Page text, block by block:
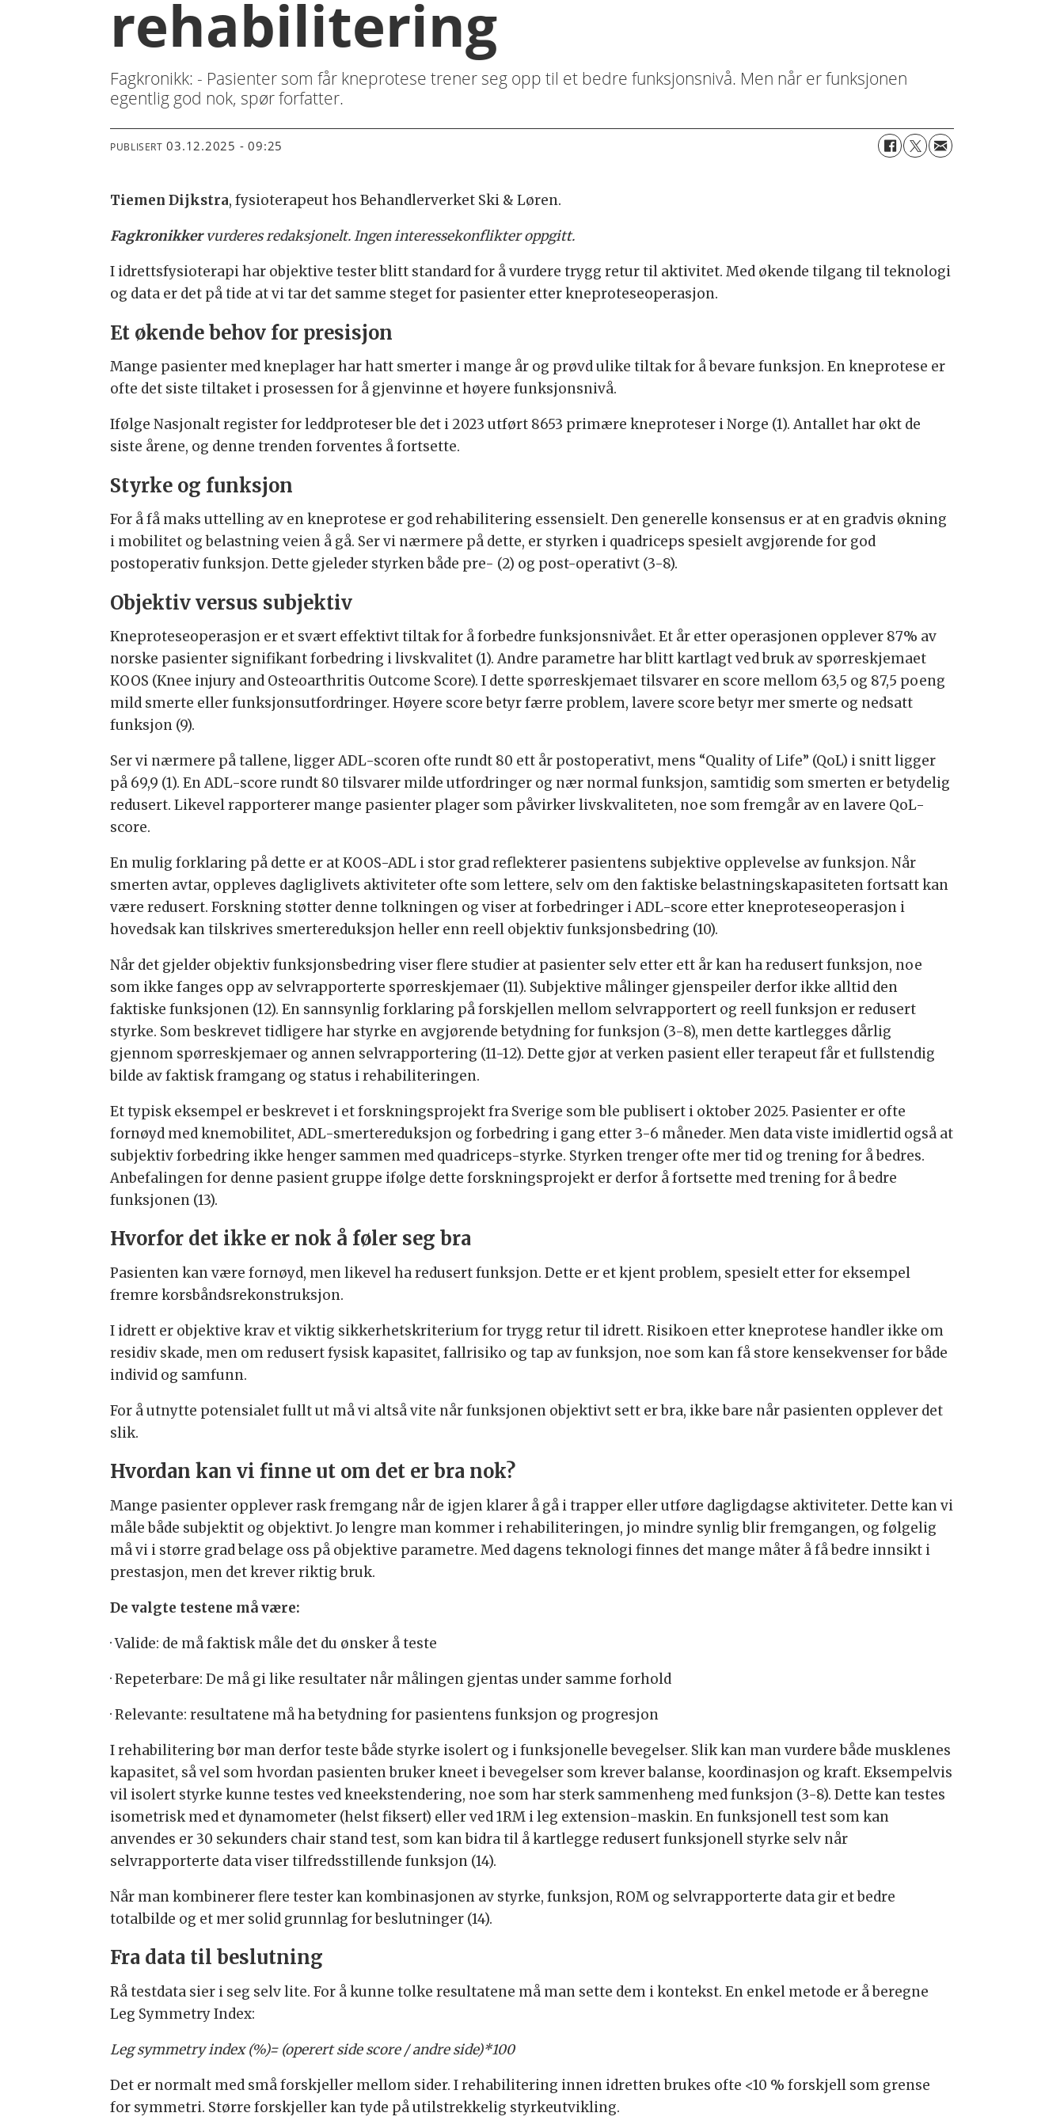
rehabilitering
Fagkronikk: - Pasienter som får kneprotese trener seg opp til et bedre funksjonsnivå. Men når er funksjonen
egentlig god nok, spør forfatter.
PUBLISERT 03.12.2025 - 09:25
Tiemen Dijkstra, fysioterapeut hos Behandlerverket Ski & Løren.
Fagkronikkervurderes redaksjonelt. Ingen interessekonflikter oppgitt.
I idrettsfysioterapi har objektive tester blitt standard for å vurdere trygg retur til aktivitet. Med økende tilgang til teknologi
og data er det på tide at vi tar det samme steget for pasienter etter kneproteseoperasjon.
Et økende behov for presisjon
Mange pasienter med kneplager har hatt smerter i mange år og prøvd ulike tiltak for å bevare funksjon. En kneprotese er
ofte det siste tiltaket i prosessen for å gjenvinne et høyere funksjonsnivå.
Ifølge Nasjonalt register for leddproteser ble det i 2023 utført 8653 primære kneproteser i Norge (1). Antallet har økt de
siste årene, og denne trenden forventes å fortsette.
Styrke og funksjon
For å få maks uttelling av en kneprotese er god rehabilitering essensielt. Den generelle konsensus er at en gradvis økning
i mobilitet og belastning veien å gå. Ser vi nærmere på dette, er styrken i quadriceps spesielt avgjørende for god
postoperativ funksjon. Dette gjeleder styrken både pre- (2) og post-operativt (3-8).
Objektiv versus subjektiv
Kneproteseoperasjon er et svært effektivt tiltak for å forbedre funksjonsnivået. Et år etter operasjonen opplever 87% av
norske pasienter signifikant forbedring i livskvalitet (1). Andre parametre har blitt kartlagt ved bruk av spørreskjemaet
KOOS (Knee injury and Osteoarthritis Outcome Score). I dette spørreskjemaet tilsvarer en score mellom 63,5 og 87,5 poeng
mild smerte eller funksjonsutfordringer. Høyere score betyr færre problem, lavere score betyr mer smerte og nedsatt
funksjon (9).
Ser vi nærmere på tallene, ligger ADL-scoren ofte rundt 80 ett år postoperativt, mens “Quality of Life” (QoL) i snitt ligger
på 69,9 (1). En ADL-score rundt 80 tilsvarer milde utfordringer og nær normal funksjon, samtidig som smerten er betydelig
redusert. Likevel rapporterer mange pasienter plager som påvirker livskvaliteten, noe som fremgår av en lavere QoL-
score.
En mulig forklaring på dette er at KOOS-ADL i stor grad reflekterer pasientens subjektive opplevelse av funksjon. Når
smerten avtar, oppleves dagliglivets aktiviteter ofte som lettere, selv om den faktiske belastningskapasiteten fortsatt kan
være redusert. Forskning støtter denne tolkningen og viser at forbedringer i ADL-score etter kneproteseoperasjon i
hovedsak kan tilskrives smertereduksjon heller enn reell objektiv funksjonsbedring (10).
Når det gjelder objektiv funksjonsbedring viser flere studier at pasienter selv etter ett år kan ha redusert funksjon, noe
som ikke fanges opp av selvrapporterte spørreskjemaer (11). Subjektive målinger gjenspeiler derfor ikke alltid den
faktiske funksjonen (12). En sannsynlig forklaring på forskjellen mellom selvrapportert og reell funksjon er redusert
styrke. Som beskrevet tidligere har styrke en avgjørende betydning for funksjon (3-8), men dette kartlegges dårlig
gjennom spørreskjemaer og annen selvrapportering (11-12). Dette gjør at verken pasient eller terapeut får et fullstendig
bilde av faktisk framgang og status i rehabiliteringen.
Et typisk eksempel er beskrevet i et forskningsprojekt fra Sverige som ble publisert i oktober 2025. Pasienter er ofte
fornøyd med knemobilitet, ADL-smertereduksjon og forbedring i gang etter 3-6 måneder. Men data viste imidlertid også at
subjektiv forbedring ikke henger sammen med quadriceps-styrke. Styrken trenger ofte mer tid og trening for å bedres.
Anbefalingen for denne pasient gruppe ifølge dette forskningsprojekt er derfor å fortsette med trening for å bedre
funksjonen (13).
Hvorfor det ikke er nok å føler seg bra
Pasienten kan være fornøyd, men likevel ha redusert funksjon. Dette er et kjent problem, spesielt etter for eksempel
fremre korsbåndsrekonstruksjon.
I idrett er objektive krav et viktig sikkerhetskriterium for trygg retur til idrett. Risikoen etter kneprotese handler ikke om
residiv skade, men om redusert fysisk kapasitet, fallrisiko og tap av funksjon, noe som kan få store kensekvenser for både
individ og samfunn.
For å utnytte potensialet fullt ut må vi altså vite når funksjonen objektivt sett er bra, ikke bare når pasienten opplever det
slik.
Hvordan kan vi finne ut om det er bra nok?
Mange pasienter opplever rask fremgang når de igjen klarer å gå i trapper eller utføre dagligdagse aktiviteter. Dette kan vi
måle både subjektit og objektivt. Jo lengre man kommer i rehabiliteringen, jo mindre synlig blir fremgangen, og følgelig
må vi i større grad belage oss på objektive parametre. Med dagens teknologi finnes det mange måter å få bedre innsikt i
prestasjon, men det krever riktig bruk.
De valgte testene må være:
· Valide: de må faktisk måle det du ønsker å teste
· Repeterbare: De må gi like resultater når målingen gjentas under samme forhold
· Relevante: resultatene må ha betydning for pasientens funksjon og progresjon
I rehabilitering bør man derfor teste både styrke isolert og i funksjonelle bevegelser. Slik kan man vurdere både musklenes
kapasitet, så vel som hvordan pasienten bruker kneet i bevegelser som krever balanse, koordinasjon og kraft. Eksempelvis
vil isolert styrke kunne testes ved kneekstendering, noe som har sterk sammenheng med funksjon (3-8). Dette kan testes
isometrisk med et dynamometer (helst fiksert) eller ved 1RM i leg extension-maskin. En funksjonell test som kan
anvendes er 30 sekunders chair stand test, som kan bidra til å kartlegge redusert funksjonell styrke selv når
selvrapporterte data viser tilfredsstillende funksjon (14).
Når man kombinerer flere tester kan kombinasjonen av styrke, funksjon, ROM og selvrapporterte data gir et bedre
totalbilde og et mer solid grunnlag for beslutninger (14).
Fra data til beslutning
Rå testdata sier i seg selv lite. For å kunne tolke resultatene må man sette dem i kontekst. En enkel metode er å beregne
Leg Symmetry Index:
Leg symmetry index (%)= (operert side score / andre side)*100
Det er normalt med små forskjeller mellom sider. I rehabilitering innen idretten brukes ofte <10 % forskjell som grense
for symmetri. Større forskjeller kan tyde på utilstrekkelig styrkeutvikling.